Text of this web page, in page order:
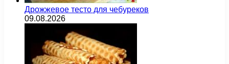
Дрожжевое тесто для чебуреков
09.08.2026